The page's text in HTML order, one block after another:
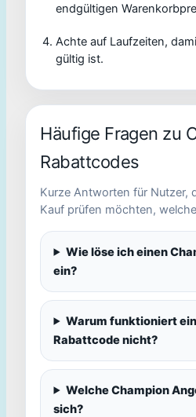
endgültigen
Achte auf Laufzeiten,
gültig ist.
Häufige Fragen zu
Rabattcodes
Kurze Antworten für Nutzer,
Kauf prüfen möchten,
Wie löse ich einen
ein?
Warum funktioniert
Rabattcode nicht?
Welche Champion
sich?